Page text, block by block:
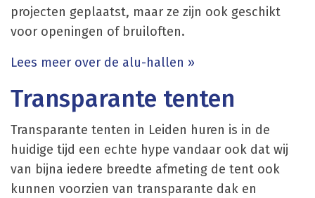
projecten geplaatst, maar ze zijn ook geschikt
voor openingen of bruiloften.
Lees meer over de alu-hallen »
Transparante tenten
Transparante tenten in Leiden huren is in de
huidige tijd een echte hype vandaar ook dat wij
van bijna iedere breedte afmeting de tent ook
kunnen voorzien van transparante dak en